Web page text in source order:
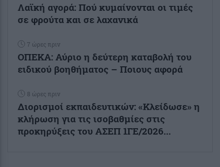
Λαϊκή αγορά: Πού κυμαίνονται οι τιμές
σε φρούτα και σε λαχανικά
7 ώρες πριν
ΟΠΕΚΑ: Αύριο η δεύτερη καταβολή του
ειδικού βοηθήματος – Ποιους αφορά
8 ώρες πριν
Διορισμοί εκπαιδευτικών: «Κλείδωσε» η
κλήρωση για τις ισοβαθμίες στις
προκηρύξεις του ΑΣΕΠ 1ΓΕ/2026...